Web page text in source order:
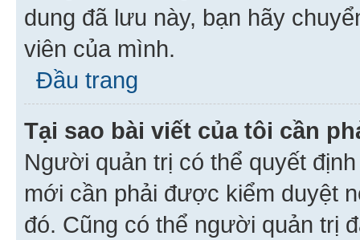
dung đã lưu này, bạn hãy
viên của mình.
Đầu trang
Tại sao bài viết của tôi cần
Người quản trị có thể quyết
mới cần phải được kiểm duyệt
đó. Cũng có thể người quản trị